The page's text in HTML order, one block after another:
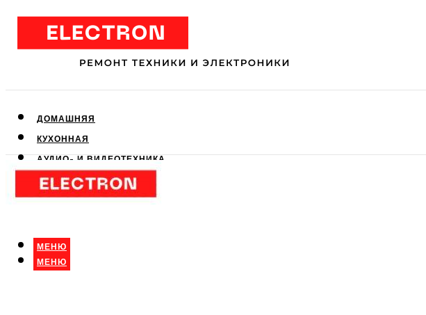
ДОМАШНЯЯ
КУХОННАЯ
АУДИО- И ВИДЕОТЕХНИКА
КЛИМАТИЧЕСКАЯ
ДЛЯ КРАСОТЫ
МЕНЮ
МЕНЮ